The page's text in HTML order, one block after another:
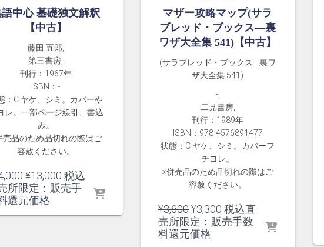
中心 基礎独文解釈
【中古】
藤田 五郎,
第三書房,
刊行：1967年
ISBN：-
：C ヤケ、シミ。カバーや
レ。一部ページ線引、書込
み。
売品のため品切れの際はご
容赦ください。
元
の
価
¥13,000現
在
税込
所限定：販売手
還元価格
マザー攻略マップ(サラ
ブレッド・ブックス―裏
ワザ大全集 541)【中古】
(サラブレッド・ブックス―裏ワ
ザ大全集 541)
-,
二見書房,
刊行：1989年
ISBN：978-4576891477
状態：C ヤケ、シミ。カバーフ
チヨレ。
※併売品のため品切れの際はご
容赦ください。
¥3,600元
の
価
¥3,300 現
在
税込直
売所限定：販売手数
料還元価格